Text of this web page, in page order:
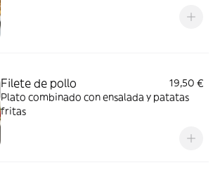
Filete de pollo
19,50 €
Plato combinado con ensalada y patatas
fritas